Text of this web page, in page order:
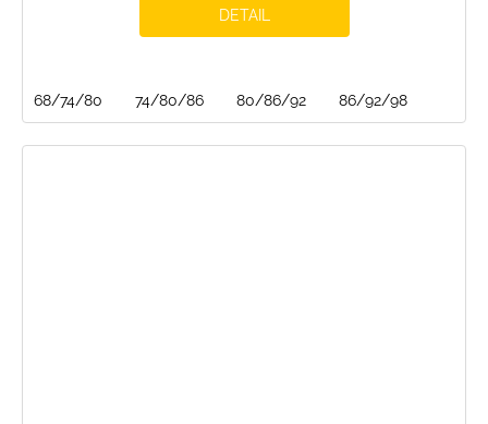
DETAIL
68/74/80 74/80/86 80/86/92 86/92/98